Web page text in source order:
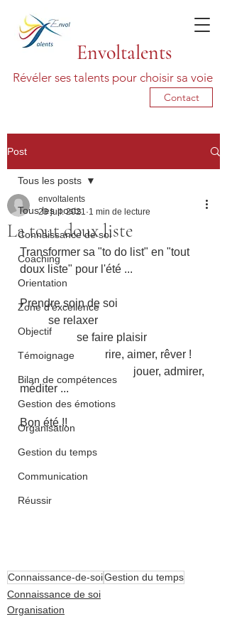
Envoltalents
Révéler ses talents pour choisir sa voie
Contact
Post
Tous les posts
Connaissance de soi
Coaching
Orientation
Zone d'excellence
Objectif
Témoignage
Bilan de compétences
Gestion des émotions
Organisation
Gestion du temps
Communication
Réussir
Tous les posts
La tout doux liste
envoltalents
23 juil. 2021 1 min de lecture
Transformer sa "to do list" en "tout
doux liste" pour l'été ...
Prendre soin de soi
	se relaxer
		se faire plaisir
			rire, aimer, rêver !
méditer ...
Bon été !!
Connaissance-de-soiGestion du temps
Connaissance de soi
Organisation